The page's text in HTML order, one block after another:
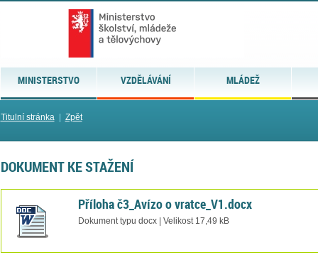
MINISTERSTVO VZDĚLÁVÁNÍ MLÁDEŽ
Titulní stránka| Zpět
DOKUMENT KE STAŽENÍ
Příloha č3_Avízo o vratce_V1.docx
Dokument typu docx | Velikost 17,49 kB